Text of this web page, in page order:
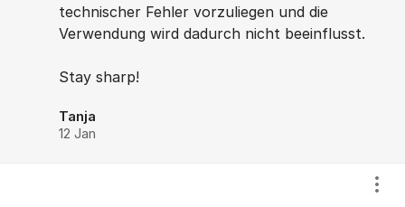
technischer Fehler vorzuliegen und die
Verwendung wird dadurch nicht beeinflusst.
Stay sharp!
Tanja
12 Jan